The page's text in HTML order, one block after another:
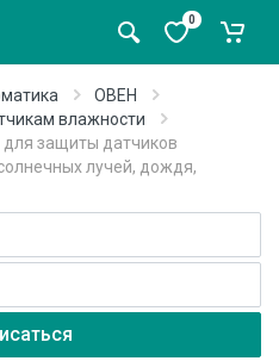
0
ОВЕН
влажности
для защиты датчиков
лучей, дождя,